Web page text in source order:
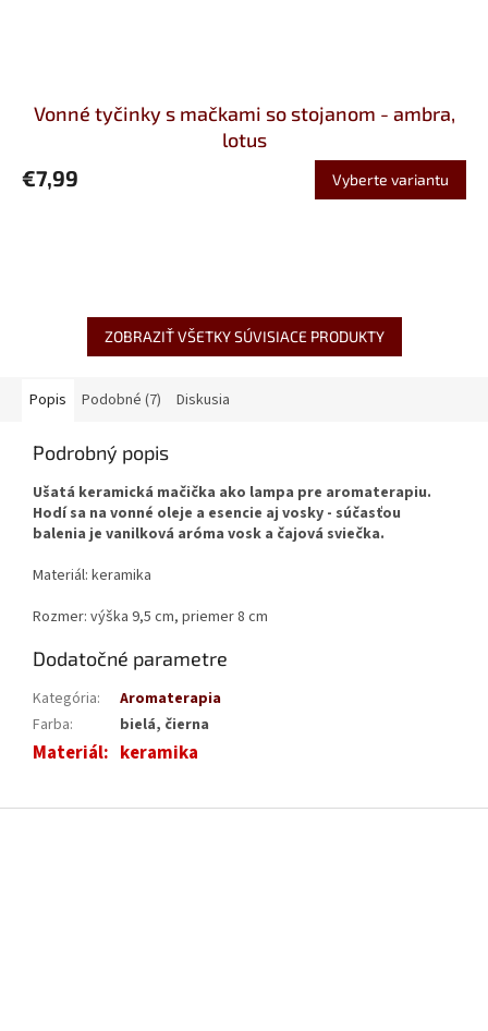
Vonné tyčinky s mačkami so stojanom - ambra,
lotus
€7,99 Vyberte variantu
ZOBRAZIŤ VŠETKY SÚVISIACE PRODUKTY
Popis Podobné (7) Diskusia
Podrobný popis
Ušatá keramická mačička ako lampa pre aromaterapiu.
Hodí sa na vonné oleje a esencie aj vosky - súčasťou
balenia je vanilková aróma vosk a čajová sviečka.
Materiál: keramika
Rozmer: výška 9,5 cm, priemer 8 cm
Dodatočné parametre
Kategória:
Aromaterapia
Farba: bielá, čierna
Materiál: keramika